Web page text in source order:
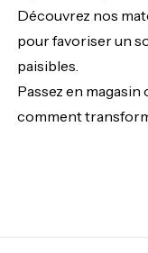
Découvrez nos
pour favoriser un
paisibles.
Passez en
comment